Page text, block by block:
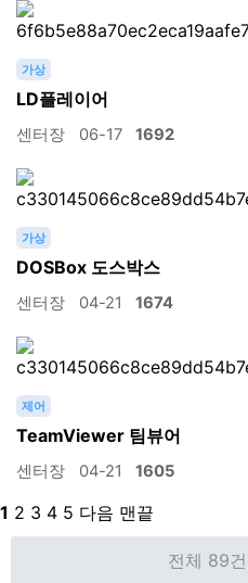
가상
LD플레이어
센터장 06-17 1692
가상
DOSBox 도스박스
센터장 04-21 1674
제어
TeamViewer 팀뷰어
센터장 04-21 1605
1 2 3 4 5 다음 맨끝
전체 89건